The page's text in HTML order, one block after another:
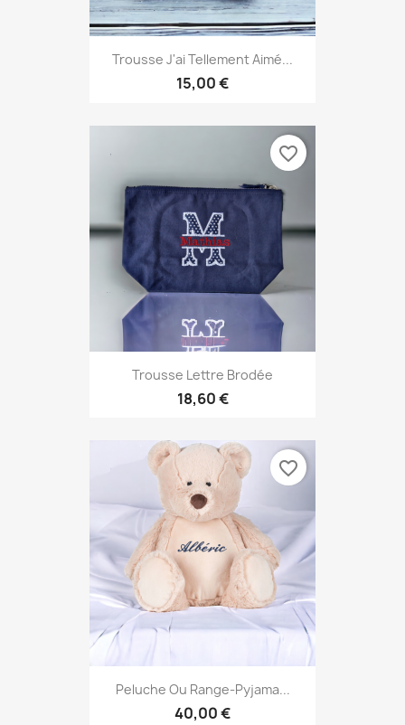
Trousse J'ai Tellement Aimé...
15,00 €
Trousse Lettre Brodée
18,60 €
favorite_border
Peluche Ou Range-Pyjama...
40,00 €
favorite_border